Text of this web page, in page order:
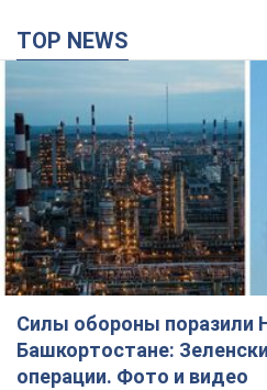
TOP NEWS
Силы обороны поразили
Башкортостане:
операции. Фото и видео